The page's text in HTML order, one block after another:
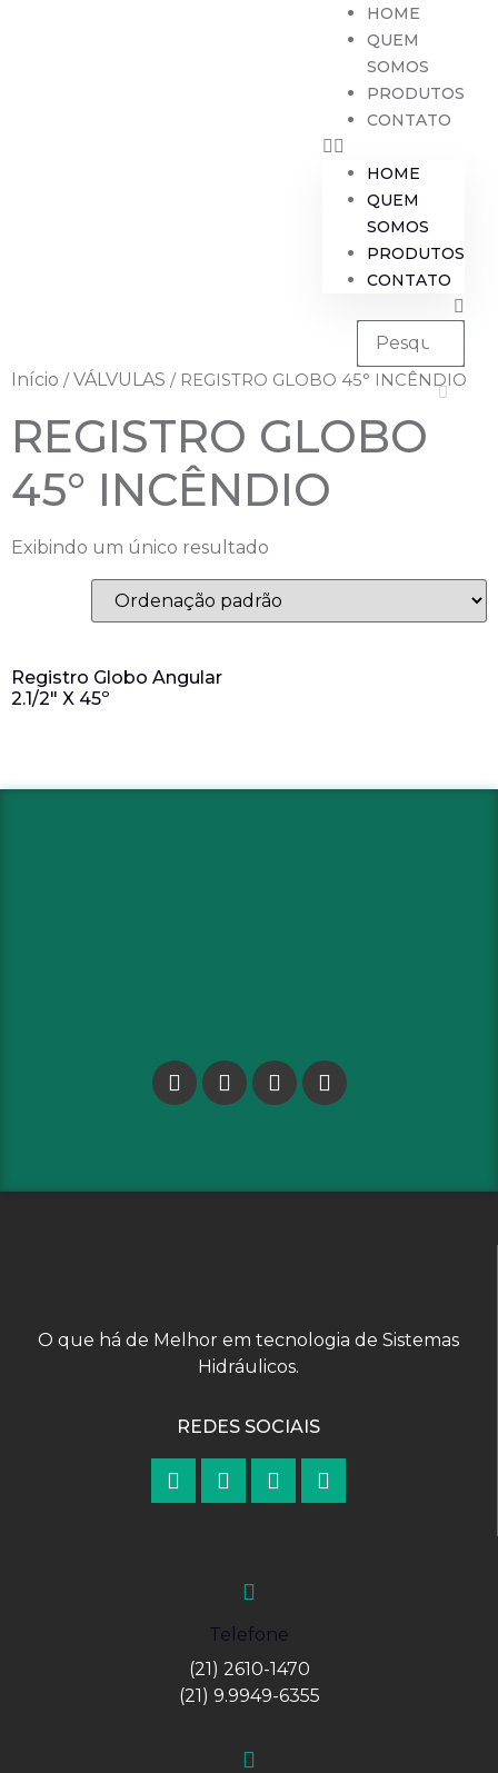
HOME
QUEM
SOMOS
PRODUTOS
CONTATO
HOME
QUEM
SOMOS
PRODUTOS
CONTATO
Início /VÁLVULAS / REGISTRO GLOBO 45° INCÊNDIO
REGISTRO GLOBO
45° INCÊNDIO
Exibindo um único resultado
Registro Globo Angular
2.1/2″ X 45º
O que há de Melhor em tecnologia de Sistemas
Hidráulicos.
REDES SOCIAIS
Telefone
(21) 2610-1470
(21) 9.9949-6355